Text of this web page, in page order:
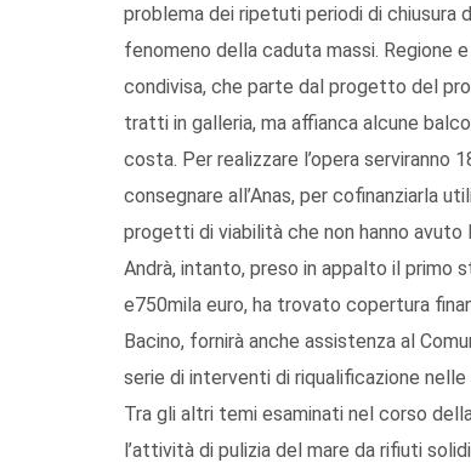
problema dei ripetuti periodi di chiusura
fenomeno della caduta massi. Regione
condivisa, che parte dal progetto del
tratti in galleria, ma affianca alcune
costa. Per realizzare l’opera serviranno
consegnare all’Anas, per cofinanziarla
progetti di viabilità che non hanno avuto
Andrà, intanto, preso in appalto il primo
e750mila euro, ha trovato copertura
Bacino, fornirà anche assistenza al
serie di interventi di riqualificazione
Tra gli altri temi esaminati nel corso
l’attività di pulizia del mare da rifiuti